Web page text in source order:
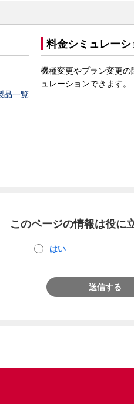
品一覧
料金シミュレーシ
機種変更やプラン変更の
ュレーションできます。
このページの情報は役に
はい
送信する